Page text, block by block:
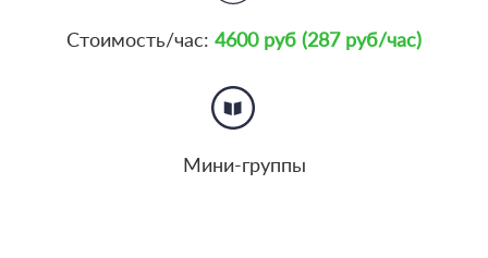
Стоимость/час: 4600 руб (287 руб/час)
Мини-группы